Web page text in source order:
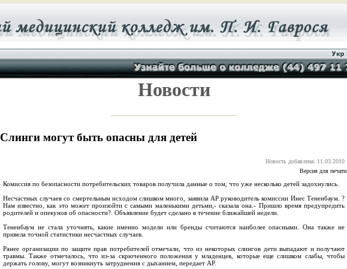
Новости
Слинги могут быть опасны для детей
Новость добавлена: 11.03.2010
Версия для печати
Комиссия по безопасности потребительских товаров получила данные о том, что уже несколько детей задохнулись.
Несчастных случаев со смертельным исходом слишком много, заявила АР руководитель комиссии Инес Тененбаум. ?
Нам известно, как это может произойти с самыми маленькими детьми,- сказала она.- Пришло время предупредить
родителей и опекунов об опасности?. Объявление будет сделано в течение ближайшей недели.
Тененбаум не стала уточнять, какие именно модели или бренды считаются наиболее опасными. Она также не
привела точной статистики несчастных случаев.
Ранее организации по защите прав потребителей отмечали, что из некоторых слингов дети выпадают и получают
травмы. Также отмечалось, что из-за скрюченного положения у младенцев, которые еще слишком слабы, чтобы
держать голову, могут возникнуть затруднения с дыханием, передает АР.